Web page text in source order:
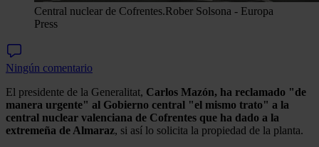
Central nuclear de Cofrentes.Rober Solsona - Europa
Press
Ningún comentario
El presidente de la Generalitat, Carlos Mazón, ha reclamado "de
manera urgente" al Gobierno central "el mismo trato" a la
central nuclear valenciana de Cofrentes que ha dado a la
extremeña de Almaraz, si así lo solicita la propiedad de la planta.